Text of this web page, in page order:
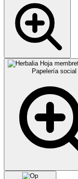
Papelería social